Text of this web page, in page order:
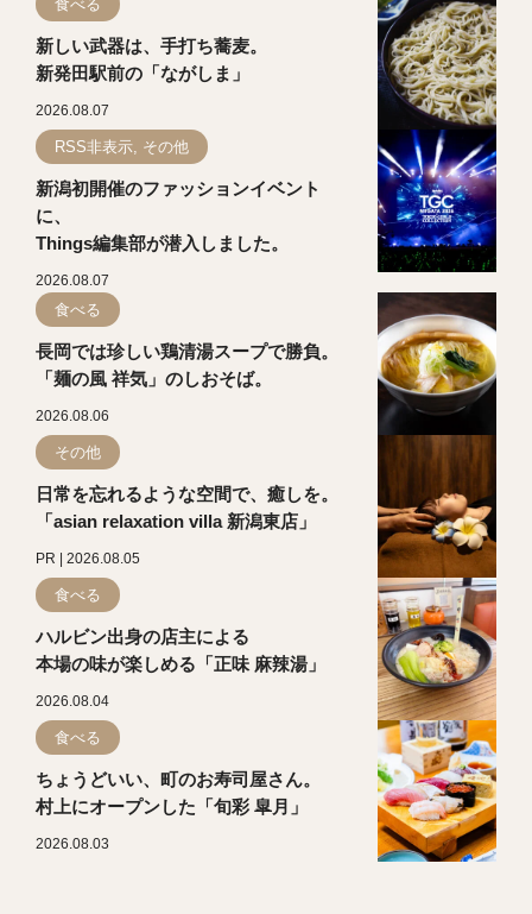
食べる
新しい武器は、手打ち蕎麦。
新発田駅前の「ながしま」
2026.08.07
RSS非表示, その他
新潟初開催のファッションイベント
に、
Things編集部が潜入しました。
2026.08.07
食べる
長岡では珍しい鶏清湯スープで勝負。
「麺の風 祥気」のしおそば。
2026.08.06
その他
日常を忘れるような空間で、癒しを。
「asian relaxation villa 新潟東店」
PR | 2026.08.05
食べる
ハルビン出身の店主による
本場の味が楽しめる「正味 麻辣湯」
2026.08.04
食べる
ちょうどいい、町のお寿司屋さん。
村上にオープンした「旬彩 皐月」
2026.08.03